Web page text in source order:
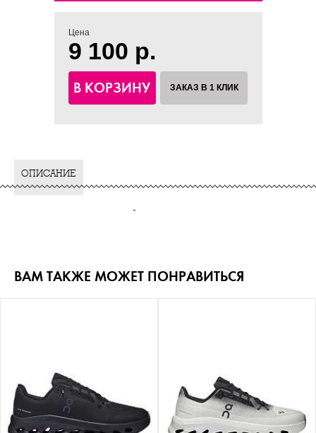
Цена
9 100 р.
В КОРЗИНУ ЗАКАЗ В 1 КЛИК
ОПИСАНИЕ
-
ВАМ ТАКЖЕ МОЖЕТ ПОНРАВИТЬСЯ